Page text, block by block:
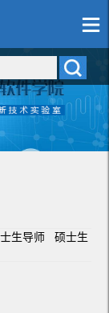
生导师 硕士生